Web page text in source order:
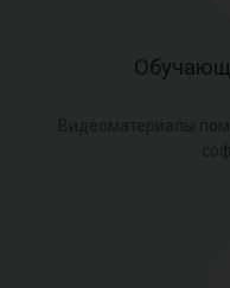
Видеоматериалы